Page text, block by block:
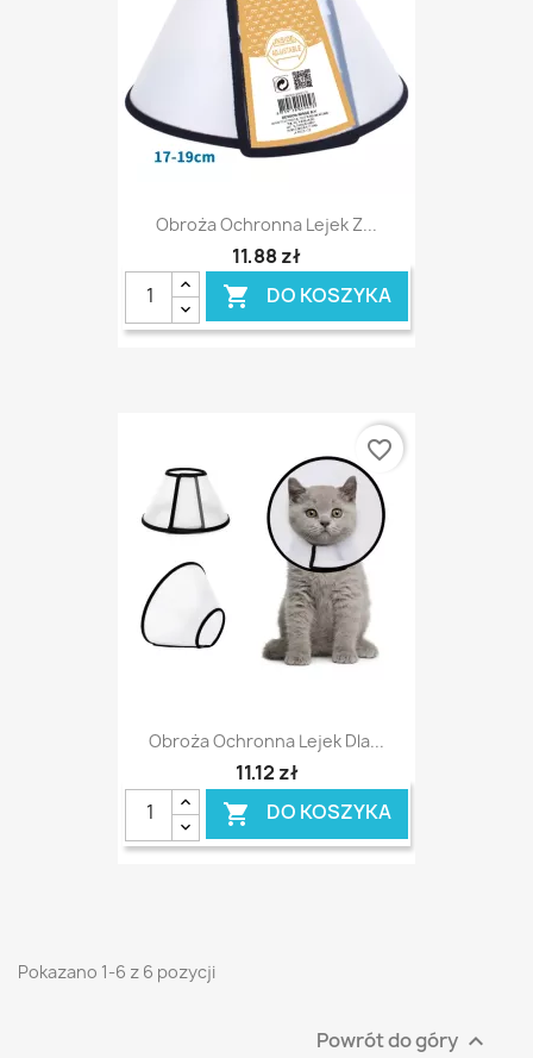
Obroża Ochronna Lejek Z...
11,88 zł
 DO KOSZYKA
Obroża Ochronna Lejek Dla...
11,12 zł
 DO KOSZYKA
favorite_border
Pokazano 1-6 z 6 pozycji
Powrót do góry 